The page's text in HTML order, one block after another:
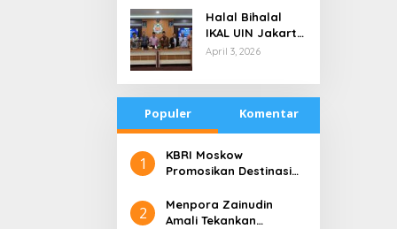
Halal Bihalal
IKAL UIN Jakarta
NTB, Alumni UIN
April 3, 2026
Populer Komentar
1
​KBRI Moskow
Promosikan Destinasi
Bali’
2
​Menpora Zainudin
Amali Tekankan